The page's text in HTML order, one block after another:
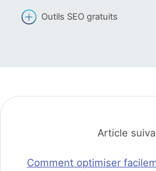
Outils SEO gratuits
Article
Comment optimiser